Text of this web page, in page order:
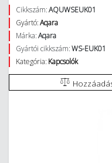
Cikkszám:AQUWSEUK01
Gyártó:Aqara
Márka:Aqara
Gyártói cikkszám:WS-EUK01
Kategória: Kapcsolók